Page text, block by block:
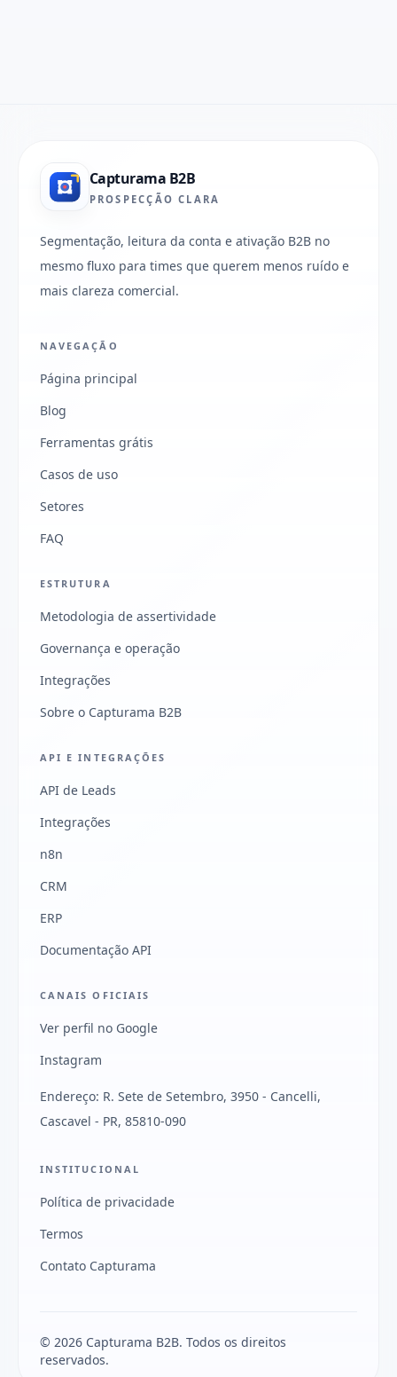
Capturama B2B
PROSPECÇÃO CLARA
Segmentação, leitura da conta e ativação B2B no
mesmo fluxo para times que querem menos ruído e
mais clareza comercial.
NAVEGAÇÃO
Página principal
Blog
Ferramentas grátis
Casos de uso
Setores
FAQ
ESTRUTURA
Metodologia de assertividade
Governança e operação
Integrações
Sobre o Capturama B2B
API E INTEGRAÇÕES
API de Leads
Integrações
n8n
CRM
ERP
Documentação API
CANAIS OFICIAIS
Ver perfil no Google
Instagram
Endereço: R. Sete de Setembro, 3950 - Cancelli,
Cascavel - PR, 85810-090
INSTITUCIONAL
Política de privacidade
Termos
Contato Capturama
© 2026 Capturama B2B. Todos os direitos
reservados.